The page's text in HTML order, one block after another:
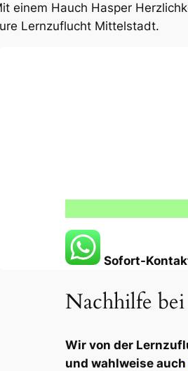
einem Hauch Hasper
Lernzuflucht Mittelstadt.
Sofort-
Nachhilfe
Wir von der
und wahlweise auch